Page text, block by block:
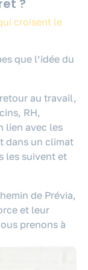
?
croisent le
que l’idée du
au travail,
RH,
lien avec les
dans un climat
les suivent et
de Prévia,
et leur
prenons à